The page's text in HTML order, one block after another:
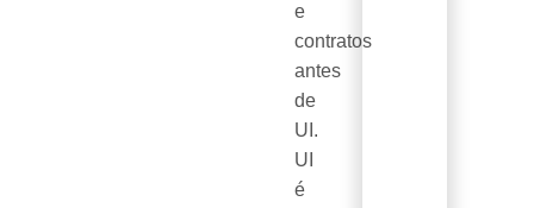
e
contratos
antes
de
UI.
UI
é